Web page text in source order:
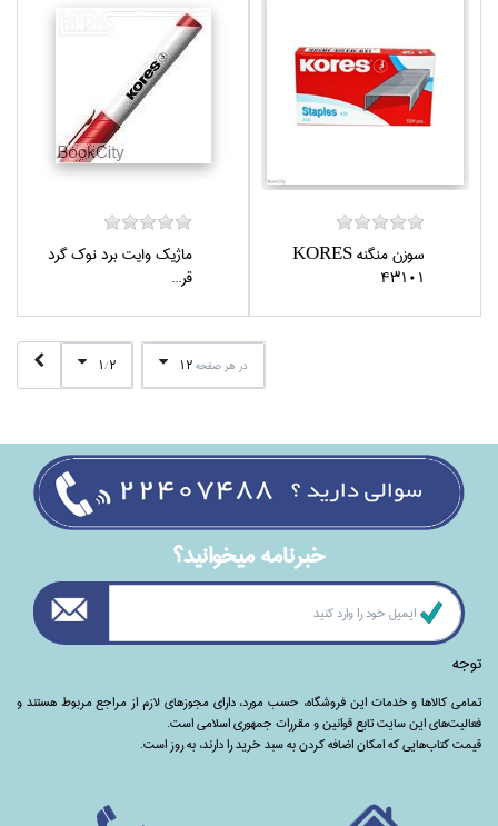
سوزن منگنه KORES
43101
ماژيك وايت برد نوك گرد
قر...
در هر صفحه12
1/2
خبرنامه ميخوانيد؟
توجه
تمامی‌ کالاها و خدمات این فروشگاه، حسب مورد،‌ دارای مجوزهای لازم از مراجع مربوط هستند ‌و‌‌
فعالیت‌های این سایت تابع قوانین و مقررات جمهوری اسلامی است.
قیمت کتاب‌هایی که امکان اضافه کردن به سبد خرید را دارند،‌ به روز است.